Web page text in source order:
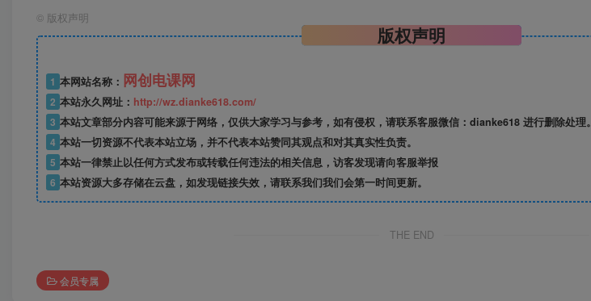
© 版权声明
版权声明
1 本网站名称： 网创电课网
2 本站永久网址： http://wz.dianke618.com/
3 本站文章部分内容可能来源于网络，仅供大家学习与参考，如有侵权，请联系客服微信：dianke618 进行删除处理。
4 本站一切资源不代表本站立场，并不代表本站赞同其观点和对其真实性负责。
5 本站一律禁止以任何方式发布或转载任何违法的相关信息，访客发现请向客服举报
6 本站资源大多存储在云盘，如发现链接失效，请联系我们我们会第一时间更新。
THE END
会员专属